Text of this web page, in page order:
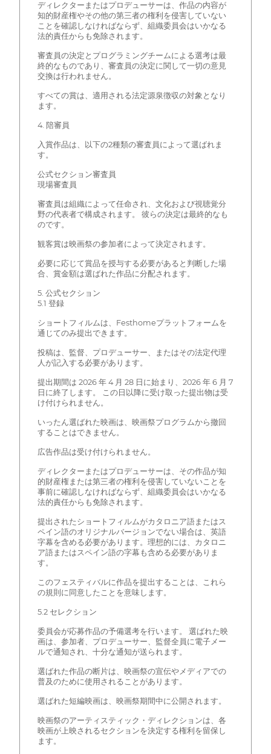
ディレクターまたはプロデューサーは、作品の内容が
知的財産権やその他の第三者の権利を侵害していない
ことを確認しなければならず、組織委員会はいかなる
法的責任からも免除されます。
審査員の決定とプログラミングチームによる選考は最
終的なものであり、審査員の決定に関して一切の意見
交換は行われません。
すべての賞は、適用される法定源泉徴収の対象となり
ます。
4. 陪審員
入賞作品は、以下の2種類の審査員によって選ばれま
す。
公式セクション審査員
現場審査員
審査員は組織によって任命され、文化および視聴覚分
野の代表者で構成されます。 彼らの決定は最終的なも
のです。
観客賞は映画祭の参加者によって決定されます。
必要に応じて賞品を授与する必要があると判断した場
合、賞金額は選ばれた作品に分配されます。
5. 公式セクション
5.1 登録
ショートフィルムは、Festhomeプラットフォームを
通じてのみ提出できます。
投稿は、監督、プロデューサー、またはその法定代理
人が記入する必要があります。
提出期間は 2026 年 4 月 28 日に始まり、2026 年 6 月 7
日に終了します。 この日以降に受け取った提出物は受
け付けられません。
いったん選ばれた映画は、映画祭プログラムから撤回
することはできません。
広告作品は受け付けられません。
ディレクターまたはプロデューサーは、その作品が知
的財産権または第三者の権利を侵害していないことを
事前に確認しなければならず、組織委員会はいかなる
法的責任からも免除されます。
提出されたショートフィルムがカタロニア語またはス
ペイン語のオリジナルバージョンでない場合は、英語
字幕を含める必要があります。理想的には、カタロニ
ア語またはスペイン語の字幕も含める必要がありま
す。
このフェスティバルに作品を提出することは、これら
の規則に同意したことを意味します。
5.2 セレクション
委員会が応募作品の予備選考を行います。 選ばれた映
画は、参加者、プロデューサー、監督全員に電子メー
ルで通知され、十分な通知が送られます。
選ばれた作品の断片は、映画祭の宣伝やメディアでの
普及のために使用されることがあります。
選ばれた短編映画は、映画祭期間中に公開されます。
映画祭のアーティスティック・ディレクションは、各
映画が上映されるセクションを決定する権利を留保し
ます。